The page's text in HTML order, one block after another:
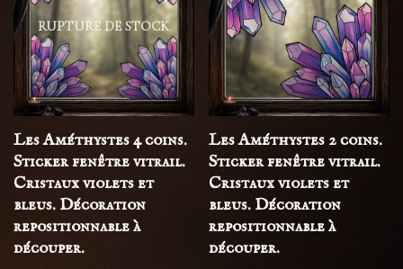
RUPTURE DE STOCK
Les Améthystes 4 coins.
Sticker fenêtre vitrail.
Cristaux violets et
bleus. Décoration
repositionnable à
découper.
Les Améthystes 2 coins.
Sticker fenêtre vitrail.
Cristaux violets et
bleus. Décoration
repositionnable à
découper.